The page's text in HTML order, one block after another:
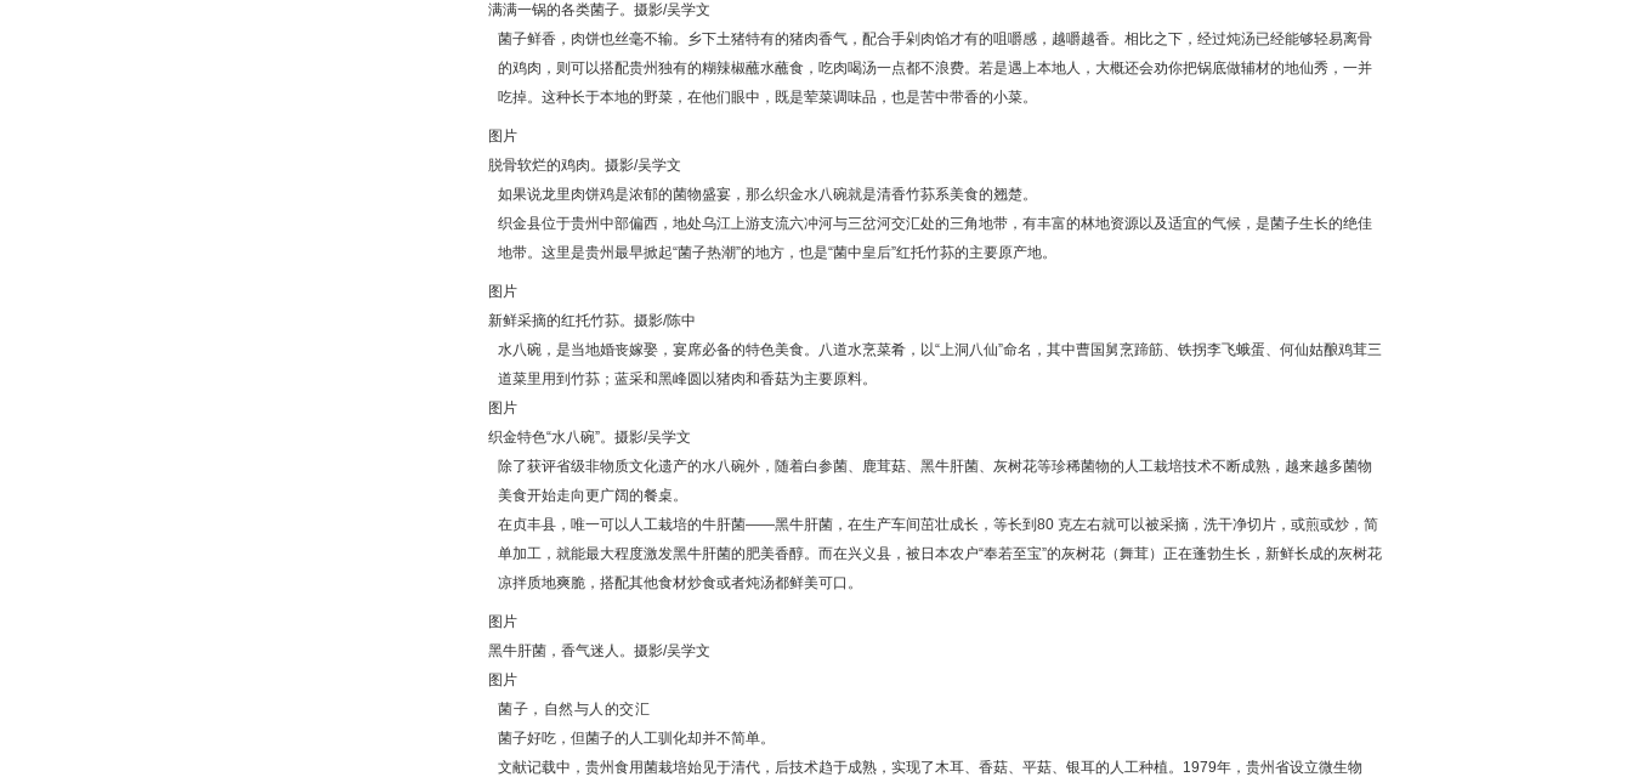
满满一锅的各类菌子。摄影/吴学文
菌子鲜香，肉饼也丝毫不输。乡下土猪特有的猪肉香气，配合手剁肉馅才有的咀嚼感，越嚼越香。相比之下，经过炖汤已经能够轻易离骨
的鸡肉，则可以搭配贵州独有的糊辣椒蘸水蘸食，吃肉喝汤一点都不浪费。若是遇上本地人，大概还会劝你把锅底做辅材的地仙秀，一并
吃掉。这种长于本地的野菜，在他们眼中，既是荤菜调味品，也是苦中带香的小菜。
图片
脱骨软烂的鸡肉。摄影/吴学文
如果说龙里肉饼鸡是浓郁的菌物盛宴，那么织金水八碗就是清香竹荪系美食的翘楚。
织金县位于贵州中部偏西，地处乌江上游支流六冲河与三岔河交汇处的三角地带，有丰富的林地资源以及适宜的气候，是菌子生长的绝佳
地带。这里是贵州最早掀起“菌子热潮”的地方，也是“菌中皇后”红托竹荪的主要原产地。
图片
新鲜采摘的红托竹荪。摄影/陈中
水八碗，是当地婚丧嫁娶，宴席必备的特色美食。八道水烹菜肴，以“上洞八仙”命名，其中曹国舅烹蹄筋、铁拐李飞蛾蛋、何仙姑酿鸡茸三
道菜里用到竹荪；蓝采和黑峰圆以猪肉和香菇为主要原料。
图片
织金特色“水八碗”。摄影/吴学文
除了获评省级非物质文化遗产的水八碗外，随着白参菌、鹿茸菇、黑牛肝菌、灰树花等珍稀菌物的人工栽培技术不断成熟，越来越多菌物
美食开始走向更广阔的餐桌。
在贞丰县，唯一可以人工栽培的牛肝菌——黑牛肝菌，在生产车间茁壮成长，等长到80 克左右就可以被采摘，洗干净切片，或煎或炒，简
单加工，就能最大程度激发黑牛肝菌的肥美香醇。而在兴义县，被日本农户“奉若至宝”的灰树花（舞茸）正在蓬勃生长，新鲜长成的灰树花
凉拌质地爽脆，搭配其他食材炒食或者炖汤都鲜美可口。
图片
黑牛肝菌，香气迷人。摄影/吴学文
图片
菌子，自然与人的交汇
菌子好吃，但菌子的人工驯化却并不简单。
文献记载中，贵州食用菌栽培始见于清代，后技术趋于成熟，实现了木耳、香菇、平菇、银耳的人工种植。1979年，贵州省设立微生物